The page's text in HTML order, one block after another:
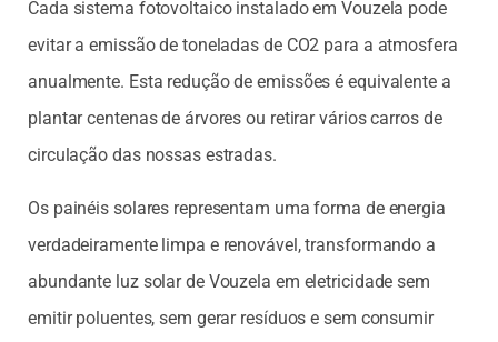
Cada sistema fotovoltaico instalado em Vouzela pode
evitar a emissão de toneladas de CO2 para a atmosfera
anualmente. Esta redução de emissões é equivalente a
plantar centenas de árvores ou retirar vários carros de
circulação das nossas estradas.
Os painéis solares representam uma forma de energia
verdadeiramente limpa e renovável, transformando a
abundante luz solar de Vouzela em eletricidade sem
emitir poluentes, sem gerar resíduos e sem consumir